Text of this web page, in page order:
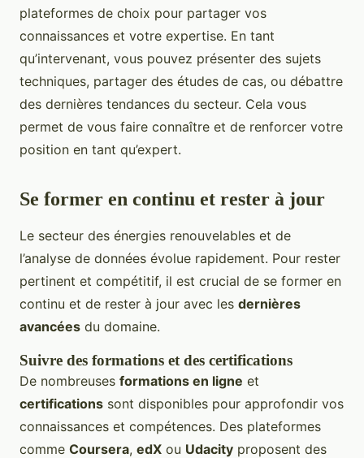
plateformes de choix pour partager vos
connaissances et votre expertise. En tant
qu’intervenant, vous pouvez présenter des sujets
techniques, partager des études de cas, ou débattre
des dernières tendances du secteur. Cela vous
permet de vous faire connaître et de renforcer votre
position en tant qu’expert.
Se former en continu et rester à jour
Le secteur des énergies renouvelables et de
l’analyse de données évolue rapidement. Pour rester
pertinent et compétitif, il est crucial de se former en
continu et de rester à jour avec les dernières
avancées du domaine.
Suivre des formations et des certifications
De nombreuses formations en ligne et
certifications sont disponibles pour approfondir vos
connaissances et compétences. Des plateformes
comme Coursera, edX ou Udacity proposent des